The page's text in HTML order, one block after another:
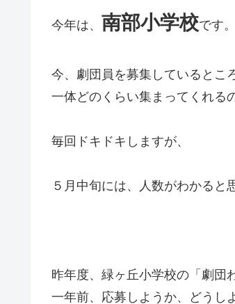
今年は、 南部小学校です。
今、劇団員を募集しているとこ
一体どのくらい集まってくれる
毎回ドキドキしますが、
５月中旬には、人数がわかると
昨年度、緑ヶ丘小学校の「劇団
一年前、応募しようか、どうし